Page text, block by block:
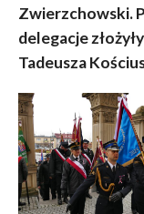
Zwierzchowski.
delegacje
Tadeusza